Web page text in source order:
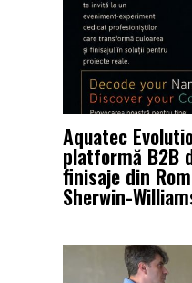
Aquatec
platformă B2B
finisaje din
Sherwin-